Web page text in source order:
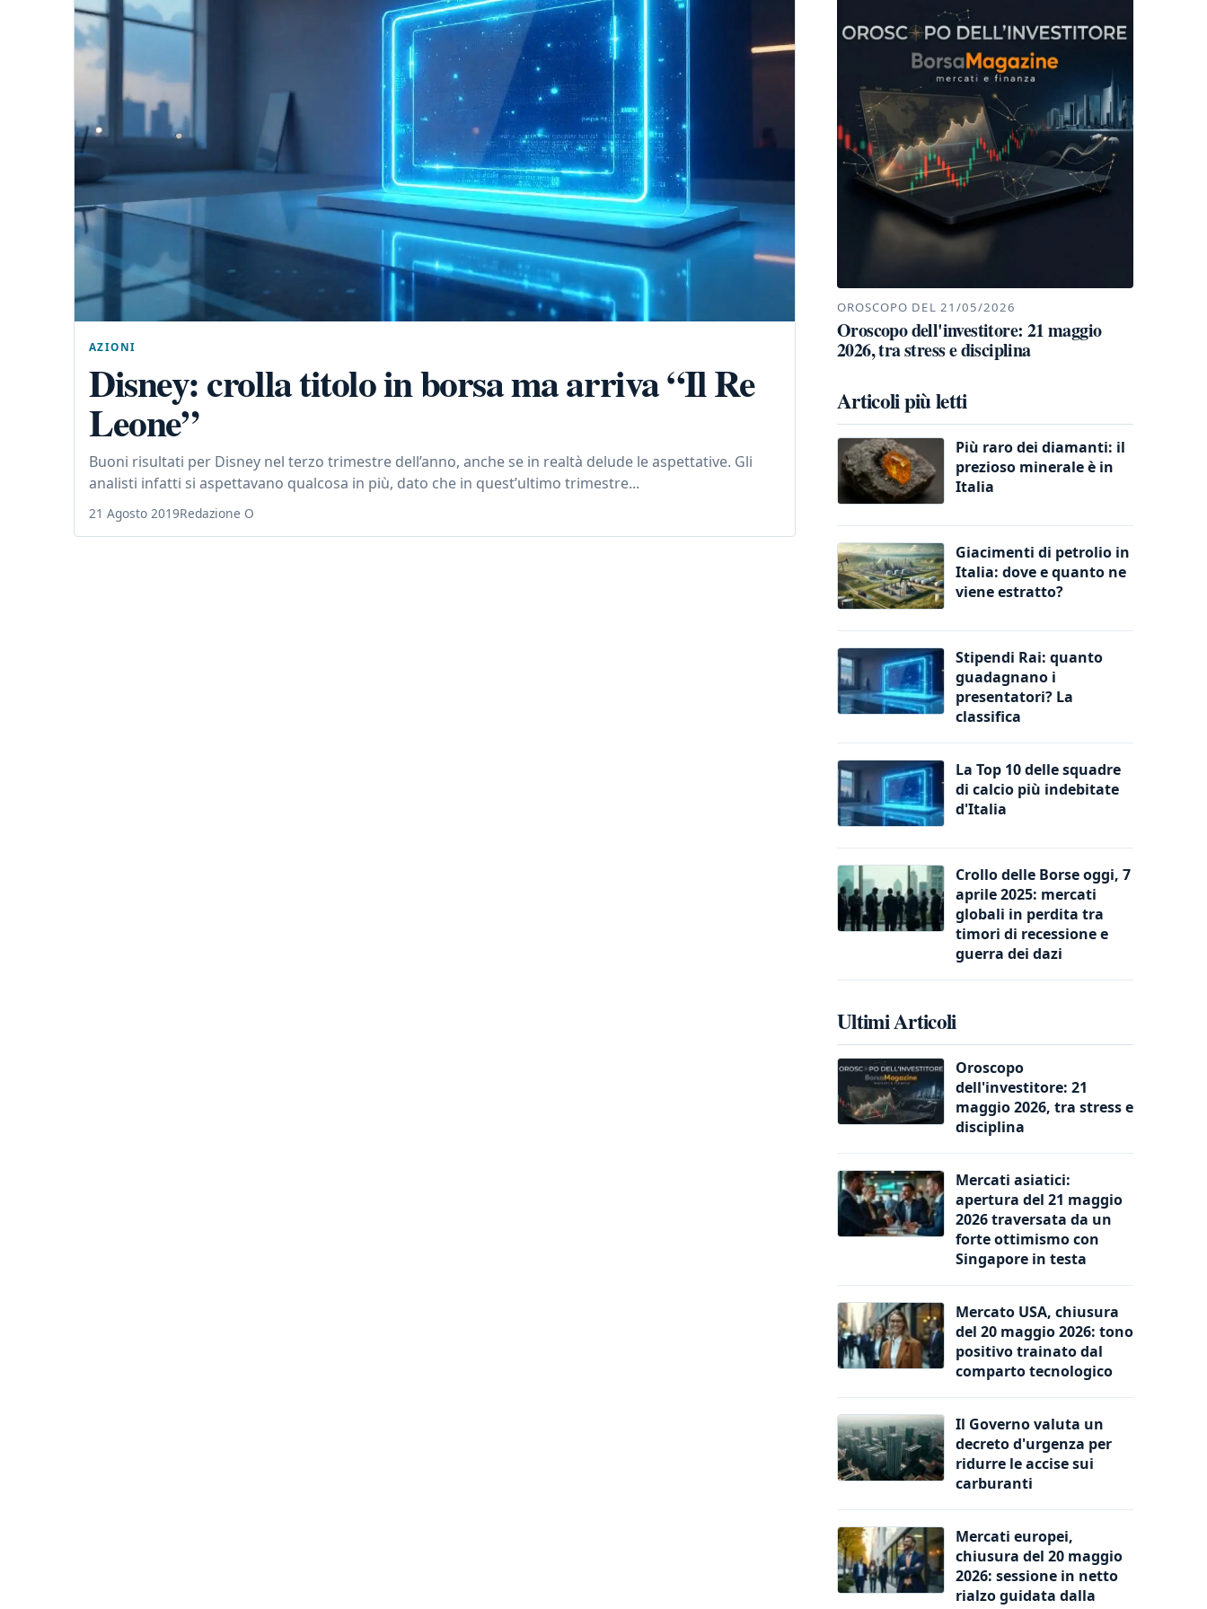
AZIONI
Disney: crolla titolo in borsa ma arriva “Il Re
Leone”
Buoni risultati per Disney nel terzo trimestre dell’anno, anche se in realtà delude le aspettative. Gli
analisti infatti si aspettavano qualcosa in più, dato che in quest’ultimo trimestre...
21 Agosto 2019Redazione O
OROSCOPO DEL 21/05/2026
Oroscopo dell'investitore: 21 maggio
2026, tra stress e disciplina
Articoli più letti
Più raro dei diamanti: il
prezioso minerale è in
Italia
Giacimenti di petrolio in
Italia: dove e quanto ne
viene estratto?
Stipendi Rai: quanto
guadagnano i
presentatori? La
classifica
La Top 10 delle squadre
di calcio più indebitate
d'Italia
Crollo delle Borse oggi, 7
aprile 2025: mercati
globali in perdita tra
timori di recessione e
guerra dei dazi
Ultimi Articoli
Oroscopo
dell'investitore: 21
maggio 2026, tra stress e
disciplina
Mercati asiatici:
apertura del 21 maggio
2026 traversata da un
forte ottimismo con
Singapore in testa
Mercato USA, chiusura
del 20 maggio 2026: tono
positivo trainato dal
comparto tecnologico
Il Governo valuta un
decreto d'urgenza per
ridurre le accise sui
carburanti
Mercati europei,
chiusura del 20 maggio
2026: sessione in netto
rialzo guidata dalla